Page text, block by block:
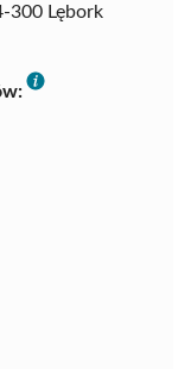
300 Lębork